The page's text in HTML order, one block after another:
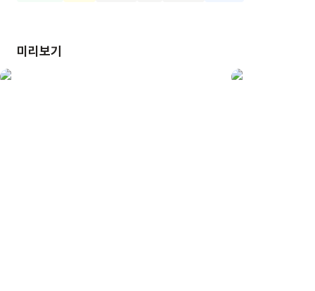
자연의 아름다움을 느낄 수 있게 해줘요. 이 책을 통해
어린이들이 주변 세계를 더 자세히 관찰하고, 상상력을 키우며,
미리보기